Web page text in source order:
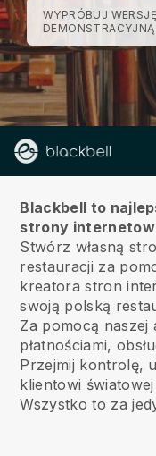
WYPRÓBUJ WERSJĘ
DEMONSTRACYJNĄ
Blackbell to
strony
Stwórz własną
restauracji za
kreatora stron
swoją polską
Za pomocą naszej
płatnościami,
Przejmij kontrolę,
klientowi
Wszystko to za